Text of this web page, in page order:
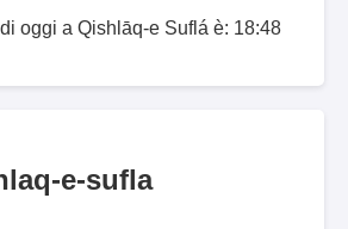
oggi a Qishlāq-e Suflá è: 18:48
e-sufla